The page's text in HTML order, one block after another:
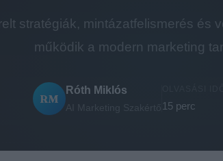
stratégiák, mintázatfelismerés és
működik a modern marketing
RM
Róth Miklós
15 perc